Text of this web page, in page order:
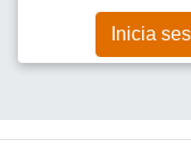
Inicia